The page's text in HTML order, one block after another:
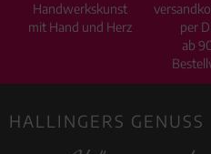
Handwerkskunst
mit Hand und Herz
per
ab
HALLINGERS